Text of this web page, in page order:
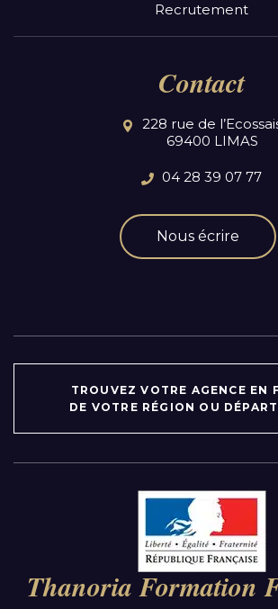
Recrutement
Contact
228 rue de
69400 LIMAS
04 28 39 07 77
Nous écrire
TROUVEZ VOTRE AGENCE EN
DE VOTRE RÉGION OU
Auvergne-Rhône-Alpes
Bourgogne-Franche-Comté
Bretagne
Thanoria Formation